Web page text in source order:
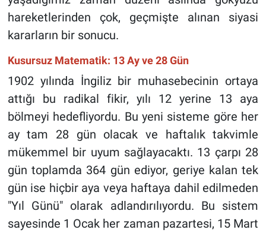
hareketlerinden çok, geçmişte alınan siyasi
kararların bir sonucu.
Kusursuz Matematik: 13 Ay ve 28 Gün
1902 yılında İngiliz bir muhasebecinin ortaya
attığı bu radikal fikir, yılı 12 yerine 13 aya
bölmeyi hedefliyordu. Bu yeni sisteme göre her
ay tam 28 gün olacak ve haftalık takvimle
mükemmel bir uyum sağlayacaktı. 13 çarpı 28
gün toplamda 364 gün ediyor, geriye kalan tek
gün ise hiçbir aya veya haftaya dahil edilmeden
"Yıl Günü" olarak adlandırılıyordu. Bu sistem
sayesinde 1 Ocak her zaman pazartesi, 15 Mart